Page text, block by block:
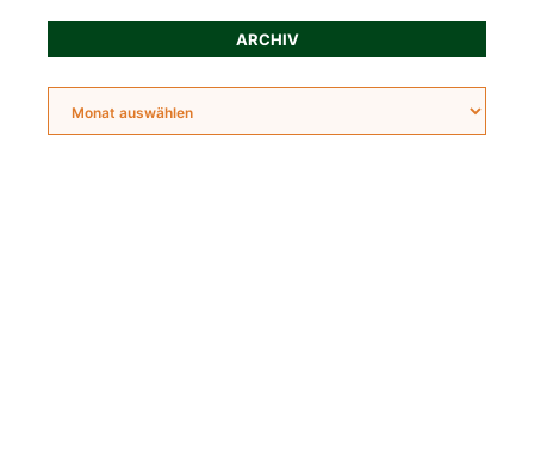
ARCHIV